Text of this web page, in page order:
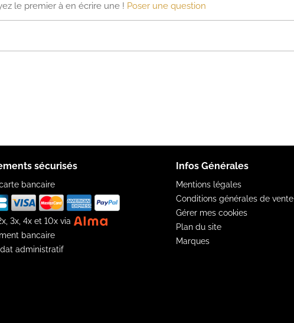
le premier à en écrire une ! Poser une question
sécurisés
bancaire
3x, 4x et 10x via
bancaire
administratif
Infos Générales
Mentions légales
Conditions générales de vente
Gérer mes cookies
Plan du site
Marques